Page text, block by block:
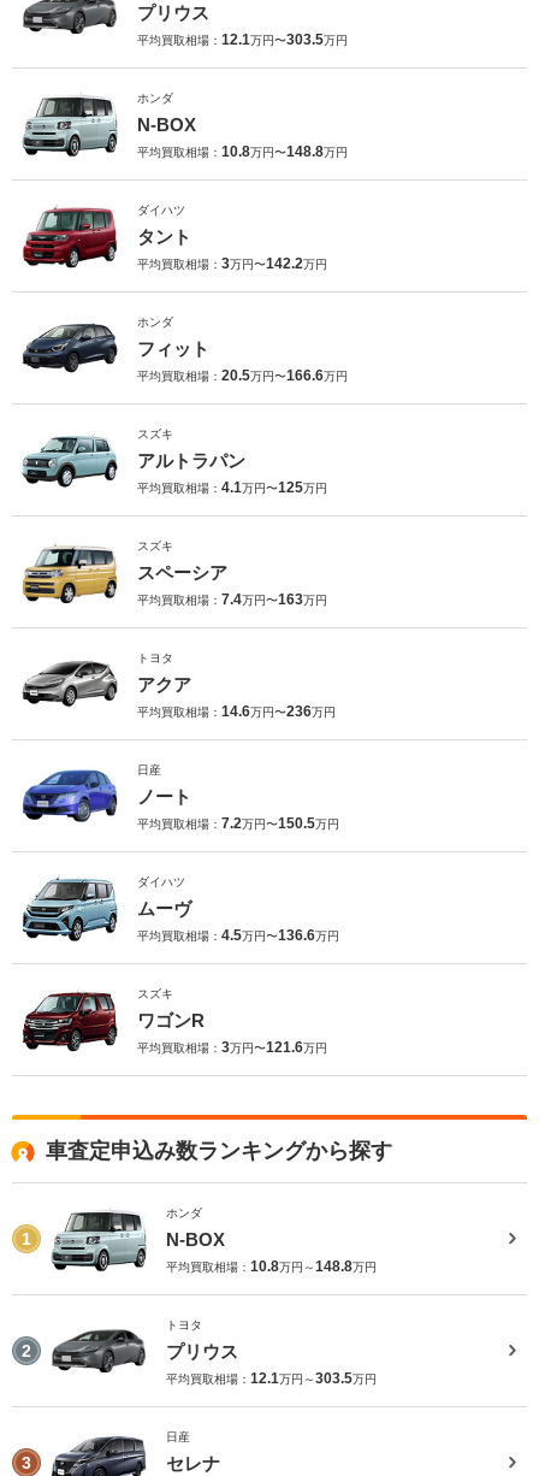
プリウス
平均買取相場： 12.1万円〜303.5万円
ホンダ
N-BOX
平均買取相場： 10.8万円〜148.8万円
ダイハツ
タント
平均買取相場： 3万円〜142.2万円
ホンダ
フィット
平均買取相場： 20.5万円〜166.6万円
スズキ
アルトラパン
平均買取相場： 4.1万円〜125万円
スズキ
スペーシア
平均買取相場： 7.4万円〜163万円
トヨタ
アクア
平均買取相場： 14.6万円〜236万円
日産
ノート
平均買取相場： 7.2万円〜150.5万円
ダイハツ
ムーヴ
平均買取相場： 4.5万円〜136.6万円
スズキ
ワゴンR
平均買取相場： 3万円〜121.6万円
車査定申込み数ランキングから探す
1
ホンダ
N-BOX
平均買取相場： 10.8万円～148.8万円
2
トヨタ
プリウス
平均買取相場： 12.1万円～303.5万円
3
日産
セレナ